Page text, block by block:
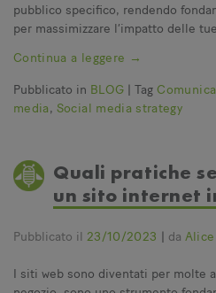
pubblico specifico, rendendo
per massimizzare l’impatto delle
Continua a leggere →
Pubblicato in BLOG |Tag
media, Social media strategy
Quali pratiche
un sito internet
Pubblicato il 23/10/2023 da Alice
I siti web sono diventati per molte